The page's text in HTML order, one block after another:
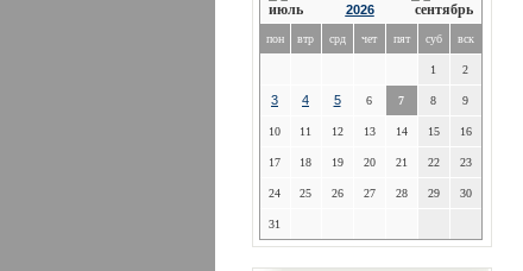
2026
пон втр срд чет пят суб вск
1 2
3 4 5 6 7 8 9
10 11 12 13 14 15 16
17 18 19 20 21 22 23
24 25 26 27 28 29 30
31